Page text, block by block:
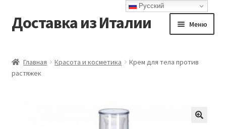
Перейти
к
Перейти
к
Доставка из Италии Меню
Доставка
Главная Красота и косметика
Крем для тела против
растяжек
Русский